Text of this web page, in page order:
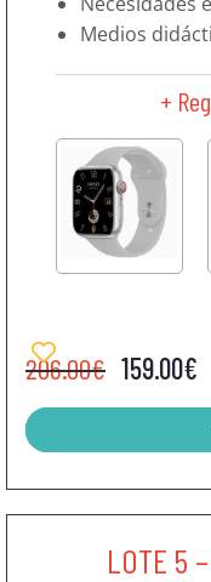
Medios
+
206.00€ 159.00€
LOTE 5